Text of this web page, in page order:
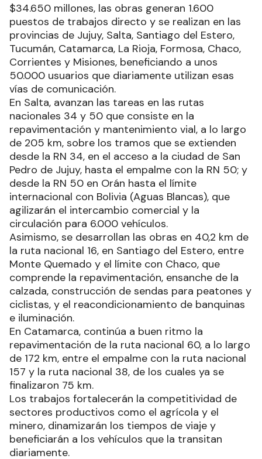
$34.650 millones, las obras generan 1.600
puestos de trabajos directo y se realizan en las
provincias de Jujuy, Salta, Santiago del Estero,
Tucumán, Catamarca, La Rioja, Formosa, Chaco,
Corrientes y Misiones, beneficiando a unos
50.000 usuarios que diariamente utilizan esas
vías de comunicación.
En Salta, avanzan las tareas en las rutas
nacionales 34 y 50 que consiste en la
repavimentación y mantenimiento vial, a lo largo
de 205 km, sobre los tramos que se extienden
desde la RN 34, en el acceso a la ciudad de San
Pedro de Jujuy, hasta el empalme con la RN 50; y
desde la RN 50 en Orán hasta el límite
internacional con Bolivia (Aguas Blancas), que
agilizarán el intercambio comercial y la
circulación para 6.000 vehículos.
Asimismo, se desarrollan las obras en 40,2 km de
la ruta nacional 16, en Santiago del Estero, entre
Monte Quemado y el límite con Chaco, que
comprende la repavimentación, ensanche de la
calzada, construcción de sendas para peatones y
ciclistas, y el reacondicionamiento de banquinas
e iluminación.
En Catamarca, continúa a buen ritmo la
repavimentación de la ruta nacional 60, a lo largo
de 172 km, entre el empalme con la ruta nacional
157 y la ruta nacional 38, de los cuales ya se
finalizaron 75 km.
Los trabajos fortalecerán la competitividad de
sectores productivos como el agrícola y el
minero, dinamizarán los tiempos de viaje y
beneficiarán a los vehículos que la transitan
diariamente.